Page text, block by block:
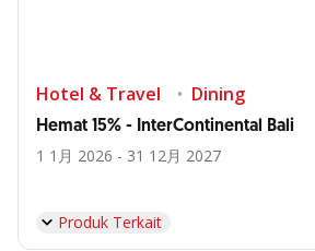
Hotel & Travel Dining
Hemat 15% - InterContinental Bali
1 1月 2026 - 31 12月 2027
Produk Terkait